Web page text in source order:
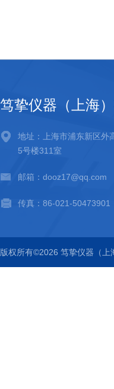
笃挚仪器（上海
地址：上海市浦东新区外
5号楼311室
邮箱：dooz17@qq.com
传真：86-021-50473901
版权所有©2026 笃挚仪器（